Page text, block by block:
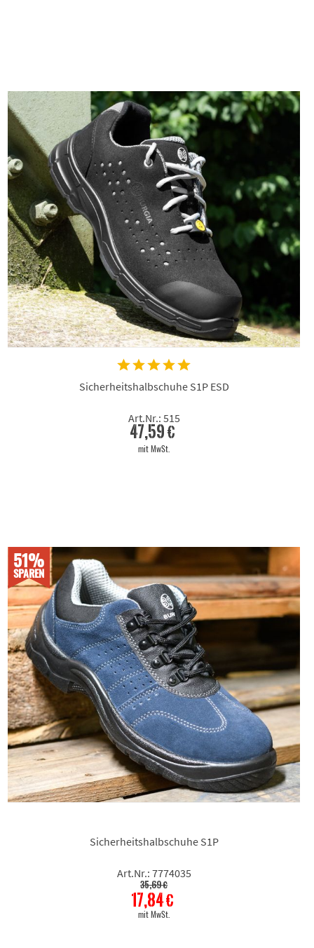
Sicherheitshalbschuhe S1P ESD
Art.Nr.: 515
47,59 €
mit MwSt.
51%
SPAREN
Sicherheitshalbschuhe S1P
Art.Nr.: 7774035
35,69 €
17,84 €
mit MwSt.